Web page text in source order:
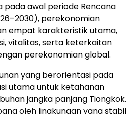
pada awal periode Rencana
perekonomian
empat karakteristik utama,
vitalitas, serta keterkaitan
perekonomian global.
yang berorientasi pada
utama untuk ketahanan
jangka panjang Tiongkok.
oleh lingkungan yang stabil